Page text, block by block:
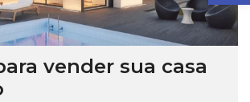
vender sua casa